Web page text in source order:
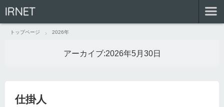
IRNET
トップページ 2026年
アーカイブ:2026年5月30日
仕掛人